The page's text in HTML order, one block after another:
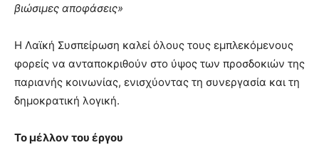
βιώσιμες αποφάσεις»
Η Λαϊκή Συσπείρωση καλεί όλους τους εμπλεκόμενους
φορείς να ανταποκριθούν στο ύψος των προσδοκιών της
παριανής κοινωνίας, ενισχύοντας τη συνεργασία και τη
δημοκρατική λογική.
Το μέλλον του έργου